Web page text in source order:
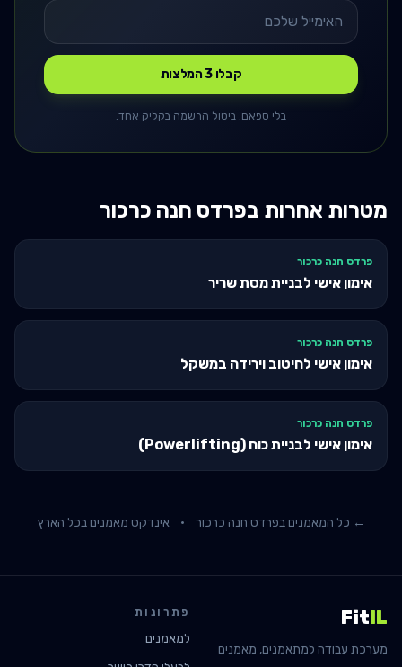
קבלו 3 המלצות
בלי ספאם. ביטול הרשמה בקליק אחד.
מטרות אחרות בפרדס חנה כרכור
פרדס חנה כרכור
אימון אישי לבניית מסת שריר
פרדס חנה כרכור
אימון אישי לחיטוב וירידה במשקל
פרדס חנה כרכור
אימון אישי לבניית כוח (Powerlifting)
← כל המאמנים בפרדס חנה כרכור · אינדקס מאמנים בכל הארץ
FitIL
מערכת עבודה למתאמנים, מאמנים
פתרונות
למאמנים